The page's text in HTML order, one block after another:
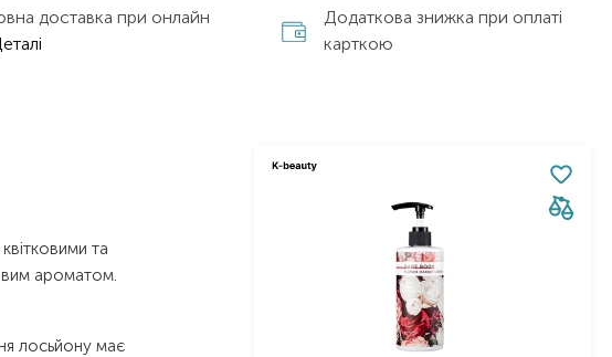
доставка при онлайн
Додаткова знижка при оплаті
карткою
та
ароматом.
лосьйону має